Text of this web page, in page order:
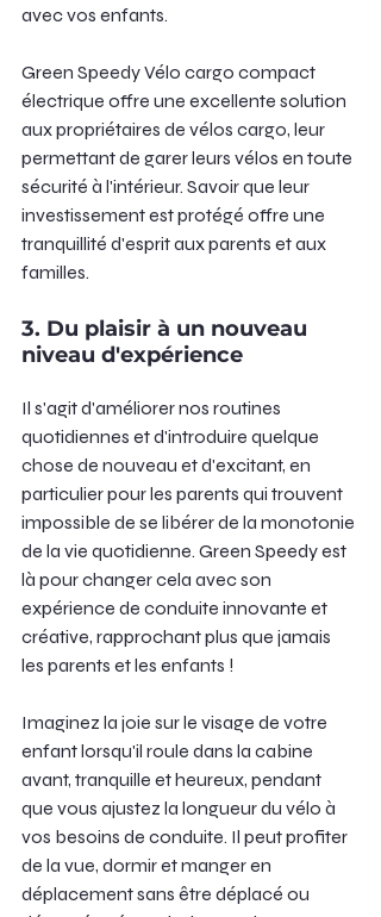
avec vos enfants.
Green Speedy Vélo cargo compact
électrique offre une excellente solution
aux propriétaires de vélos cargo, leur
permettant de garer leurs vélos en toute
sécurité à l'intérieur. Savoir que leur
investissement est protégé offre une
tranquillité d'esprit aux parents et aux
familles.
3. Du plaisir à un nouveau
niveau d'expérience
Il s'agit d'améliorer nos routines
quotidiennes et d'introduire quelque
chose de nouveau et d'excitant, en
particulier pour les parents qui trouvent
impossible de se libérer de la monotonie
de la vie quotidienne. Green Speedy est
là pour changer cela avec son
expérience de conduite innovante et
créative, rapprochant plus que jamais
les parents et les enfants !
Imaginez la joie sur le visage de votre
enfant lorsqu'il roule dans la cabine
avant, tranquille et heureux, pendant
que vous ajustez la longueur du vélo à
vos besoins de conduite. Il peut profiter
de la vue, dormir et manger en
déplacement sans être déplacé ou